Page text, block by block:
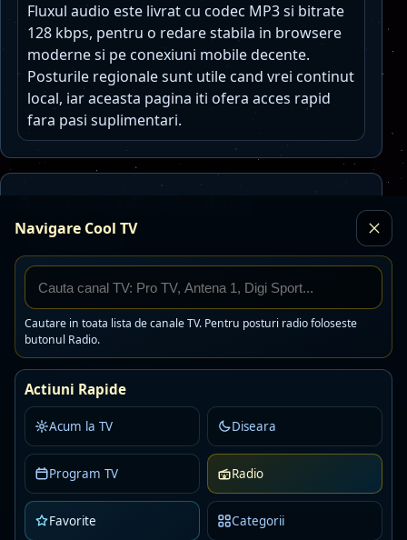
Navigare Cool TV
Cautare in toata lista de canale TV. Pentru posturi radio foloseste
butonul Radio.
Actiuni Rapide
Acum la TV Diseara
Program TV Radio
Favorite Categorii
Fluxul audio este livrat cu codec MP3 si bitrate
128 kbps, pentru o redare stabila in browsere
moderne si pe conexiuni mobile decente.
Posturile regionale sunt utile cand vrei continut
local, iar aceasta pagina iti ofera acces rapid
fara pasi suplimentari.
Toate posturile
Europa FM Romania
AAC · 64 kbps · Bucuresti
Live
Asculta Detalii
Virgin Radio Romania
AAC · 128 kbps · Bucuresti
hip hop hip hop romanian
Asculta
Detalii
R
Radio ROMANCE21.ROMANIA
MP3 · 192 kbps · Bucharest
Offline